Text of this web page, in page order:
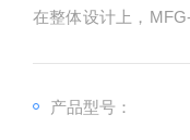
在整体设计上，
产品型号：